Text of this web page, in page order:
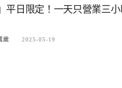
平日限定！一天只營業三
歲 2025-05-19